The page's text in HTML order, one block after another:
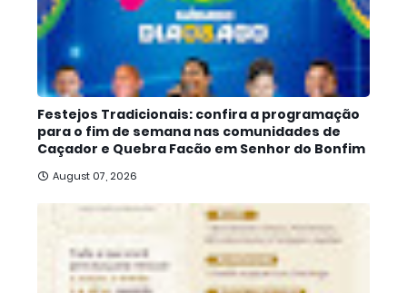
Festejos Tradicionais: confira a programação
para o fim de semana nas comunidades de
Caçador e Quebra Facão em Senhor do Bonfim
August 07, 2026